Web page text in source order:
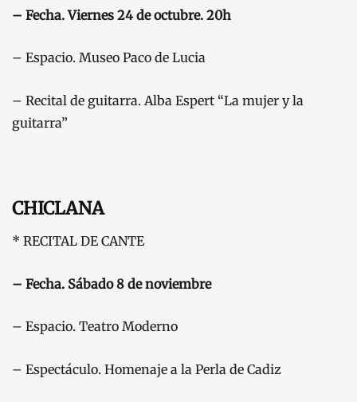
– Fecha. Viernes 24 de octubre. 20h
– Espacio. Museo Paco de Lucia
– Recital de guitarra. Alba Espert “La mujer y la
guitarra”
CHICLANA
* RECITAL DE CANTE
– Fecha. Sábado 8 de noviembre
– Espacio. Teatro Moderno
– Espectáculo. Homenaje a la Perla de Cadiz